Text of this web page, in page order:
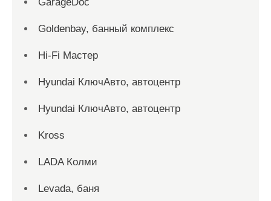
Goldenbay, банный комплекс
Hi-Fi Мастер
Hyundai КлючАвто, автоцентр
Hyundai КлючАвто, автоцентр
Kross
LADA Колми
Levada, баня